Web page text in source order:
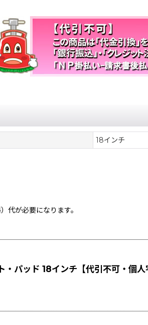
18インチ
代が必要になります。
パッド 18インチ【代引不可・個